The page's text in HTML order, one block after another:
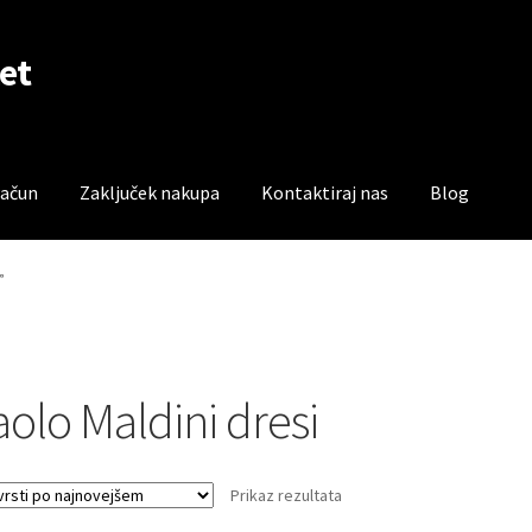
Zaključek nakupa Kontaktiraj nas Blog
Maldini dresi
Prikaz rezultata